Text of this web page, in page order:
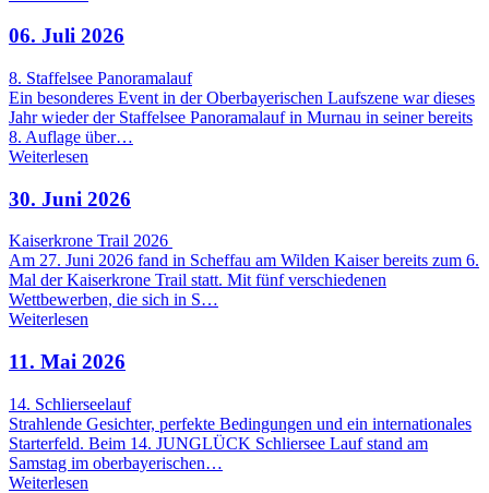
06. Juli 2026
8. Staffelsee Panoramalauf
Ein besonderes Event in der Oberbayerischen Laufszene war dieses
Jahr wieder der Staffelsee Panoramalauf in Murnau in seiner bereits
8. Auflage über…
Weiterlesen
30. Juni 2026
Kaiserkrone Trail 2026
Am 27. Juni 2026 fand in Scheffau am Wilden Kaiser bereits zum 6.
Mal der Kaiserkrone Trail statt. Mit fünf verschiedenen
Wettbewerben, die sich in S…
Weiterlesen
11. Mai 2026
14. Schlierseelauf
Strahlende Gesichter, perfekte Bedingungen und ein internationales
Starterfeld. Beim 14. JUNGLÜCK Schliersee Lauf stand am
Samstag im oberbayerischen…
Weiterlesen